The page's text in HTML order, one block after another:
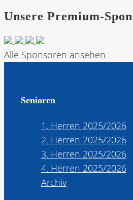
Unsere Premium-
Alle Sponsoren ansehen
Senioren
1. Herren 2025/2026
2. Herren 2025/2026
3. Herren 2025/2026
4. Herren 2025/2026
Archiv